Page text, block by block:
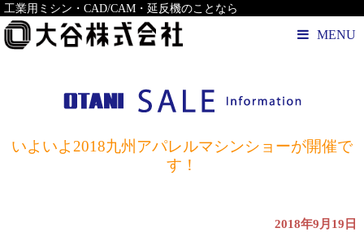
工業用ミシン・CAD/CAM・延反機のことなら
MENU
いよいよ2018九州アパレルマシンショーが開催で
す！
2018年9月19日